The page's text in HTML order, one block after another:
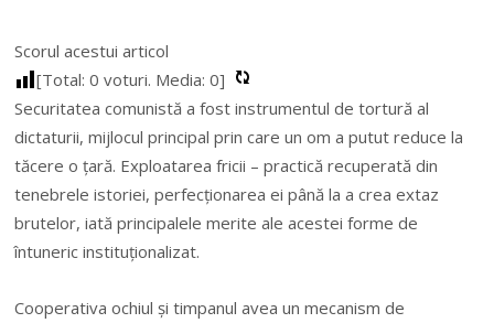
Scorul acestui articol
[Total:0 voturi. Media:0]
Securitatea comunistă a fost instrumentul de tortură al
dictaturii, mijlocul principal prin care un om a putut reduce la
tăcere o țară. Exploatarea fricii – practică recuperată din
tenebrele istoriei, perfecționarea ei până la a crea extaz
brutelor, iată principalele merite ale acestei forme de
întuneric instituționalizat.
Cooperativa ochiul și timpanul avea un mecanism de